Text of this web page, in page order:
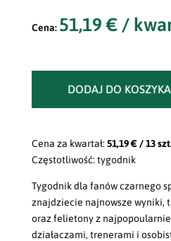
51,19€/
DODAJ DO KOSZYKA
Cena za kwartał: 51,19 € / 13
Częstotliwość: tygodnik
Tygodnik dla fanów czarnego
znajdziecie najnowsze wyniki,
oraz felietony z
działaczami, trenerami i